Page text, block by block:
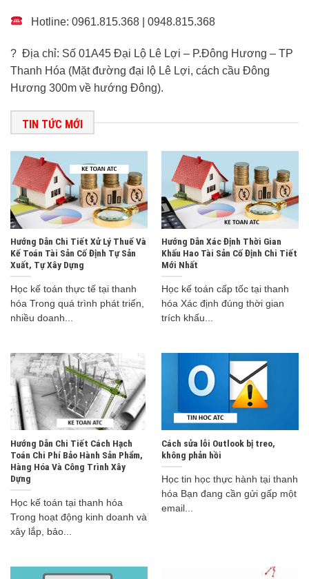
Hotline: 0961.815.368 | 0948.815.368
? Địa chỉ: Số 01A45 Đại Lộ Lê Lợi – P.Đông Hương – TP
Thanh Hóa (Mặt đường đại lộ Lê Lợi, cách cầu Đông
Hương 300m về hướng Đông).
TIN TỨC MỚI
Hướng Dẫn Chi Tiết Xử Lý Thuế Và
Kế Toán Tài Sản Cố Định Tự Sản
Xuất, Tự Xây Dựng
Học kế toán thực tế tại thanh
hóa Trong quá trình phát triển,
nhiều doanh...
Hướng Dẫn Xác Định Thời Gian
Khấu Hao Tài Sản Cố Định Chi Tiết
Mới Nhất
Học kế toán cấp tốc tại thanh
hóa Xác định đúng thời gian
trích khấu...
Hướng Dẫn Chi Tiết Cách Hạch
Toán Chi Phí Bảo Hành Sản Phẩm,
Hàng Hóa Và Công Trình Xây
Dựng
Học kế toán tại thanh hóa
Trong hoạt động kinh doanh và
xây lắp, bảo...
Cách sửa lỗi Outlook bị treo,
không phản hồi
Học tin học thực hành tại thanh
hóa Bạn đang cần gửi gấp một
email...